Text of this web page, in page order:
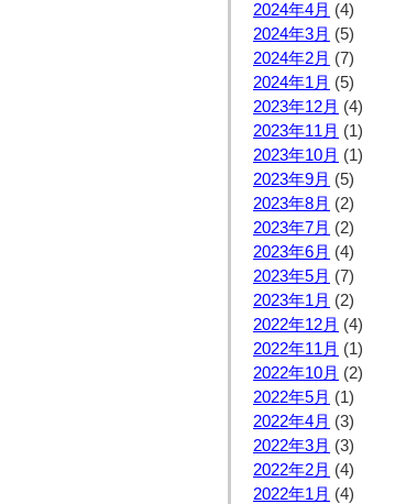
2024年4月 (4)
2024年3月 (5)
2024年2月 (7)
2024年1月 (5)
2023年12月 (4)
2023年11月 (1)
2023年10月 (1)
2023年9月 (5)
2023年8月 (2)
2023年7月 (2)
2023年6月 (4)
2023年5月 (7)
2023年1月 (2)
2022年12月 (4)
2022年11月 (1)
2022年10月 (2)
2022年5月 (1)
2022年4月 (3)
2022年3月 (3)
2022年2月 (4)
2022年1月 (4)